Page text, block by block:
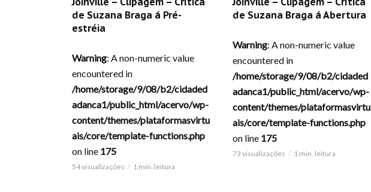
de Suzana Braga á Pré-
estréia
Warning: A non-numeric value
encountered in
/home/storage/9/08/b2/cidaded
adanca1/public_html/acervo/wp-
content/themes/plataformasvirtu
ais/core/template-functions.php
on line 175
54 visualizações 1 min. leitura
de Suzana Braga á Abertura
Warning: A non-numeric value
encountered in
/home/storage/9/08/b2/cidaded
adanca1/public_html/acervo/wp-
content/themes/plataformasvirtu
ais/core/template-functions.php
on line 175
73 visualizações 1 min. leitura